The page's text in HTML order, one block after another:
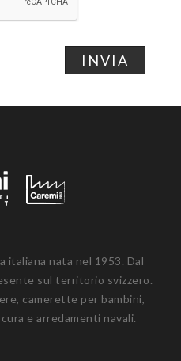
INVIA
italiana nata nel 1953. Dal
sul territorio svizzero.
camerette per bambini,
e arredamenti navali.